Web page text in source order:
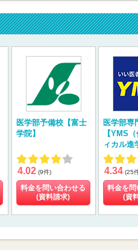
医学部予備校【富士
学院】
4.02 (9件)
料金を問い合わせる
(資料請求)
医学部専
【YMS
ィカル進
4.34 (25
料金を問
(資